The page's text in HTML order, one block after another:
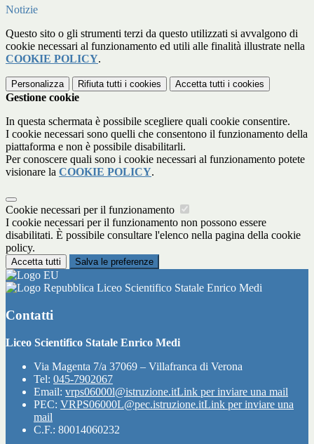
Notizie
Questo sito o gli strumenti terzi da questo utilizzati si avvalgono di
cookie necessari al funzionamento ed utili alle finalità illustrate nella
COOKIE POLICY.
Personalizza Rifiuta tutti i cookies Accetta tutti i cookies
Gestione cookie
In questa schermata è possibile scegliere quali cookie consentire.
I cookie necessari sono quelli che consentono il funzionamento della
piattaforma e non è possibile disabilitarli.
Per conoscere quali sono i cookie necessari al funzionamento potete
visionare la COOKIE POLICY.
Cookie necessari per il funzionamento
I cookie necessari per il funzionamento non possono essere
disabilitati. È possibile consultare l'elenco nella pagina della cookie
policy.
Accetta tutti Salva le preferenze
Liceo Scientifico Statale Enrico Medi
Contatti
Liceo Scientifico Statale Enrico Medi
Via Magenta 7/a 37069 – Villafranca di Verona
Tel: 045-7902067
Email: vrps06000l@istruzione.itLink per inviare una mail
PEC: VRPS06000L@pec.istruzione.itLink per inviare una
mail
C.F.: 80014060232